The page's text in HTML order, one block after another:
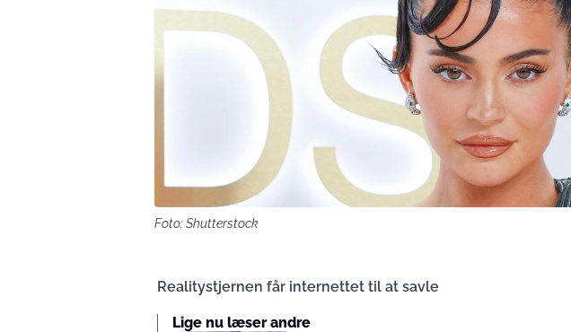
Foto: Shutterstock
Realitystjernen får internettet til at savle
Lige nu læser andre